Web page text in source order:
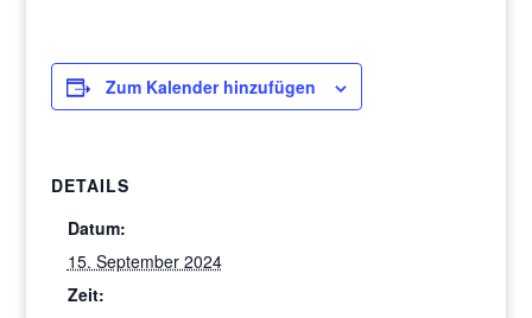
Zum Kalender hinzufügen
DETAILS
Datum:
15. September 2024
Zeit: